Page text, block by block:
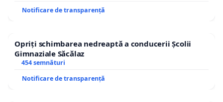
Notificare de transparență
Opriți schimbarea nedreaptă a conducerii Școlii
Gimnaziale Săcălaz
454 semnături
Notificare de transparență